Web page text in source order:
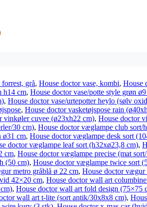
grå, House doctor vase, kombi, House
h14 cm, House doctor vase/potte style grøn
, House doctor vase/urtepotter heylo (sølv
, House doctor vasketøjspose rain
vinkøler cuvee (ø23xh22 cm), House doctor
30 cm), House doctor væglampe club sort/
ø31 cm, House doctor væglampe desk sort
doctor væglampe leaf sort (h32xø23,8 cm),
cm, House doctor væglampe precise (mat
(50 cm), House doctor væglampe twice sort
metro gråblå ø 22 cm, House doctor vægur
42×20 cm, House doctor wall art
, House doctor wall art fold design (75×75
wall art t-lite (sort antik/30x8x8 cm),